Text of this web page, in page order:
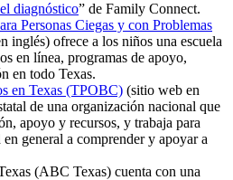
diagnóstico” de Family Connect.
Personas Ciegas y con Problemas
inglés) ofrece a los niños una escuela
en línea, programas de apoyo,
en todo Texas.
en Texas (TPOBC) (sitio web en
de una organización nacional que
apoyo y recursos, y trabaja para
general a comprender y apoyar a
(ABC Texas) cuenta con una